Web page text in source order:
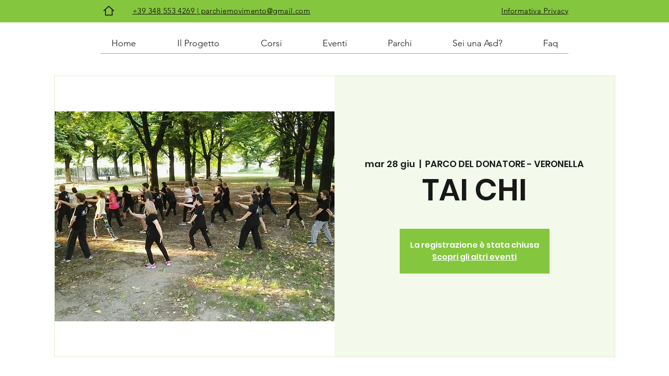
+39 348 553 4269 | parchiemovimento@gmail.com Informativa Privacy
Home Il Progetto Corsi Eventi Parchi Sei una Asd? Faq
mar 28 giu PARCO DEL DONATORE - VERONELLA
TAI CHI
La registrazione è stata chiusa
Scopri gli altri eventi